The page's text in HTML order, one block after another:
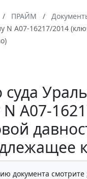
ПРАЙМ
N А07-16217/2014
А07-
документа смотрите